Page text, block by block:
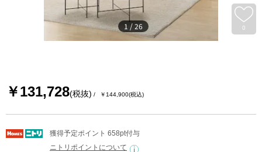
0
1 /26
￥131,728(税抜) ￥144,900(税込)
獲得予定ポイント 658pt付与
ニトリポイントについて